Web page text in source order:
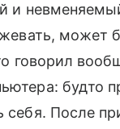
может
говорил
будто
себя. После